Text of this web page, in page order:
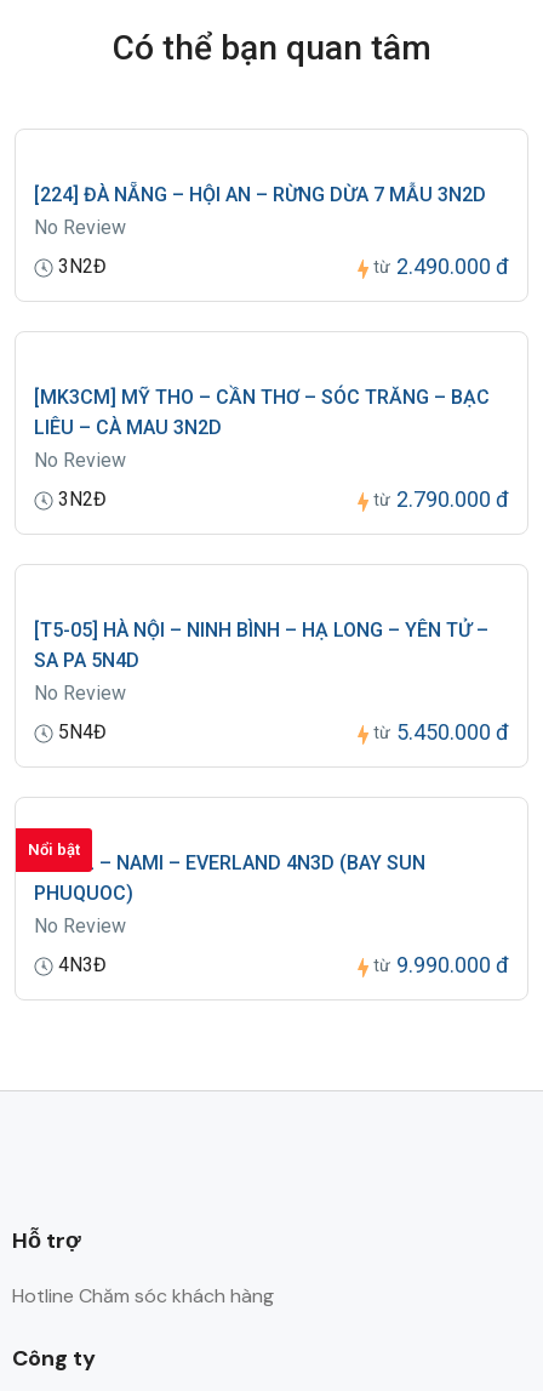
Đối với sự thay đổi lịch trình, giờ bay do lỗi của hãng hàng không, tàu
hoả, tàu thuy, Công ty sẽ không chịu trách nhiệm bất kỳ phát sinh
tiện di chuyển, hướng dẫn viên…
Có thể bạn quan tâm
[224] ĐÀ NẴNG – HỘI AN – RỪNG DỪA 7 MẪU 3N2D
No Review
3N2Đ
từ 2.490.000 đ
[MK3CM] MỸ THO – CẦN THƠ – SÓC TRĂNG – BẠC
LIÊU – CÀ MAU 3N2D
No Review
3N2Đ
từ 2.790.000 đ
[T5-05] HÀ NỘI – NINH BÌNH – HẠ LONG – YÊN TỬ –
SA PA 5N4D
No Review
5N4Đ
từ 5.450.000 đ
Nổi bật
SEOUL – NAMI – EVERLAND 4N3D (BAY SUN
PHUQUOC)
No Review
4N3Đ
từ 9.990.000 đ
Hỗ trợ
Hotline Chăm sóc khách hàng
Công ty